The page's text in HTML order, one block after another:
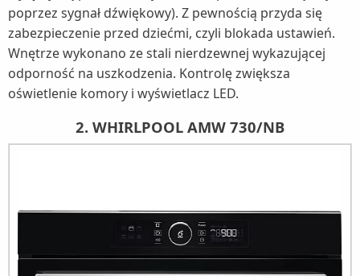
poprzez sygnał dźwiękowy). Z pewnością przyda się
zabezpieczenie przed dziećmi, czyli blokada ustawień.
Wnętrze wykonano ze stali nierdzewnej wykazującej
odporność na uszkodzenia. Kontrolę zwiększa
oświetlenie komory i wyświetlacz LED.
2. WHIRLPOOL AMW 730/NB